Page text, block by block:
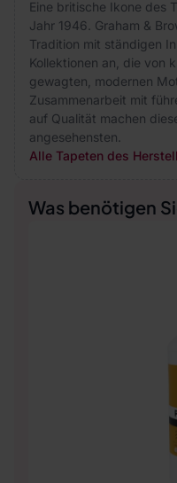
Eine britische Ikone des
Jahr 1946. Graham &
Tradition mit ständigen
Kollektionen an, die von
gewagten, modernen
Zusammenarbeit mit
auf Qualität machen
angesehensten.
Alle Tapeten des
Was benötigen